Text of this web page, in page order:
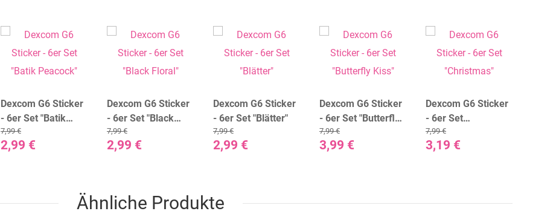
Dexcom G6 Sticker
- 6er Set "Batik
Peacock"
2,99 €
7,99 €
Dexcom G6 Sticker
- 6er Set "Black
Floral"
2,99 €
7,99 €
Dexcom G6 Sticker
- 6er Set "Blätter"
2,99 €
7,99 €
Dexcom G6 Sticker
- 6er Set "Butterfly
Kiss"
3,99 €
7,99 €
Dexcom G6 Sticker
- 6er Set
"Christmas"
3,19 €
7,99 €
Ähnliche Produkte